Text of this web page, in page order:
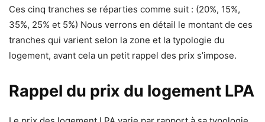
Ces cinq tranches se réparties comme suit : (20%, 15%,
35%, 25% et 5%) Nous verrons en détail le montant de ces
tranches qui varient selon la zone et la typologie du
logement, avant cela un petit rappel des prix s’impose.
Rappel du prix du logement LPA